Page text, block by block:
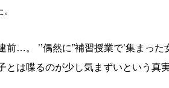
…。 ’’偶然に”補習授業で’集まった
は喋るのが少し気まずいという真